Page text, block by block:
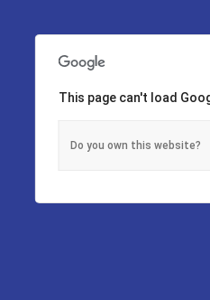
This page can't load
Do you own this website?